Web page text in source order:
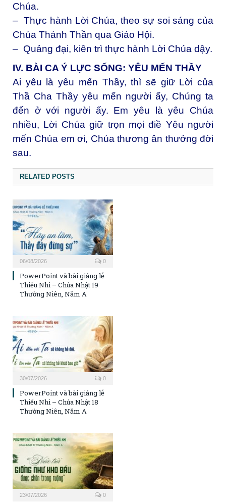
Chúa.
– Thực hành Lời Chúa, theo sự soi sáng của
Chúa Thánh Thần qua Giáo Hội.
– Quảng đại, kiên trì thực hành Lời Chúa dậy.
IV. BÀI CA Ý LỰC SỐNG: YÊU MẾN THẦY
Ai yêu là yêu mến Thầy, thì sẽ giữ Lời của
Thầ Cha Thầy yêu mến người ấy, Chúng ta
đến ở với người ấy. Em yêu là yêu Chúa
nhiều, Lời Chúa giữ trọn mọi điề Yêu người
mến Chúa em ơi, Chúa thương ân thưởng đời
sau.
RELATED POSTS
06/08/2026 0
PowerPoint và bài giảng lễ
Thiếu Nhi – Chúa Nhật 19
Thường Niên, Năm A
30/07/2026 0
PowerPoint và bài giảng lễ
Thiếu Nhi – Chúa Nhật 18
Thường Niên, Năm A
23/07/2026 0